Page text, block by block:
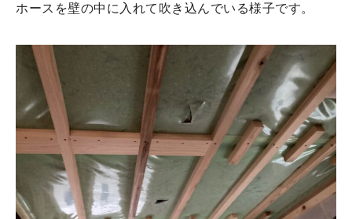
ホースを壁の中に入れて吹き込んでいる様子です。